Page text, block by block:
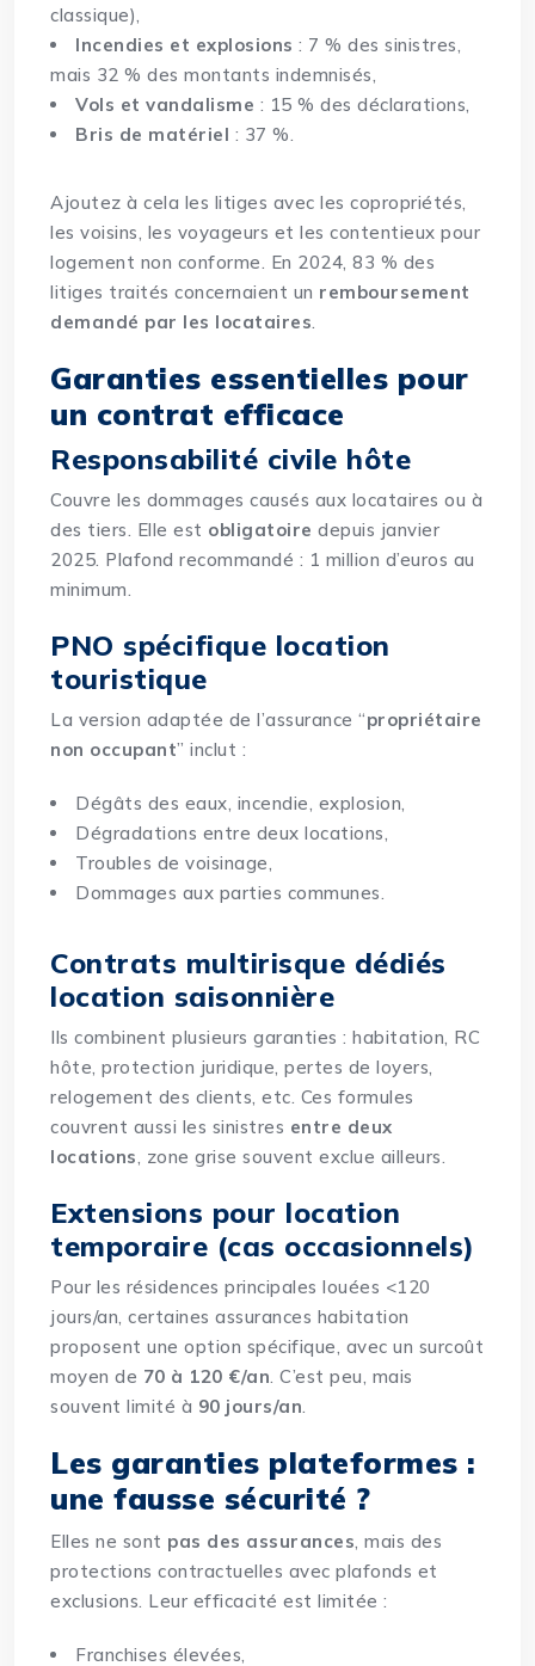
classique),
Incendies et explosions : 7 % des sinistres,
mais 32 % des montants indemnisés,
Vols et vandalisme : 15 % des déclarations,
Bris de matériel : 37 %.
Ajoutez à cela les litiges avec les copropriétés,
les voisins, les voyageurs et les contentieux pour
logement non conforme. En 2024, 83 % des
litiges traités concernaient un remboursement
demandé par les locataires.
Garanties essentielles pour
un contrat efficace
Responsabilité civile hôte
Couvre les dommages causés aux locataires ou à
des tiers. Elle est obligatoire depuis janvier
2025. Plafond recommandé : 1 million d’euros au
minimum.
PNO spécifique location
touristique
La version adaptée de l’assurance “propriétaire
non occupant” inclut :
Dégâts des eaux, incendie, explosion,
Dégradations entre deux locations,
Troubles de voisinage,
Dommages aux parties communes.
Contrats multirisque dédiés
location saisonnière
Ils combinent plusieurs garanties : habitation, RC
hôte, protection juridique, pertes de loyers,
relogement des clients, etc. Ces formules
couvrent aussi les sinistres entre deux
locations, zone grise souvent exclue ailleurs.
Extensions pour location
temporaire (cas occasionnels)
Pour les résidences principales louées <120
jours/an, certaines assurances habitation
proposent une option spécifique, avec un surcoût
moyen de 70 à 120 €/an. C’est peu, mais
souvent limité à 90 jours/an.
Les garanties plateformes :
une fausse sécurité ?
Elles ne sont pas des assurances, mais des
protections contractuelles avec plafonds et
exclusions. Leur efficacité est limitée :
Franchises élevées,